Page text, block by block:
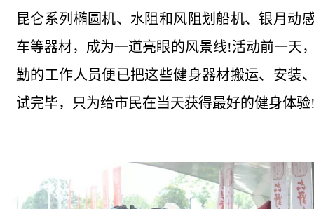
昆仑系列椭圆机、水阻和风阻划船机、银月动
车等器材，成为一道亮眼的风景线!活动前一天
勤的工作人员便已把这些健身器材搬运、安装
试完毕，只为给市民在当天获得最好的健身体验